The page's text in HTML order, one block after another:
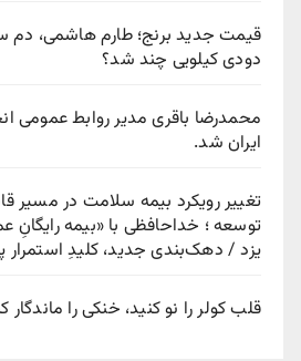
قیمت جدید برنج؛ طارم هاشمی، دم
دودی کیلویی چند شد؟
ایران شد.
تغییر رویکرد بیمه سلامت در مسیر
توسعه ؛ خداحافظی با «بیمه رایگانِ
یزد / دهک‌بندی جدید، کلیدِ
قلب کولر را نو کنید، خنکی را ماندگار